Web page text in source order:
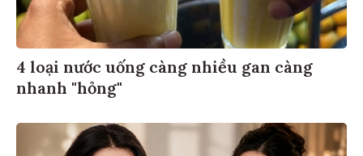
4 loại nước uống càng nhiều gan càng
nhanh "hỏng"